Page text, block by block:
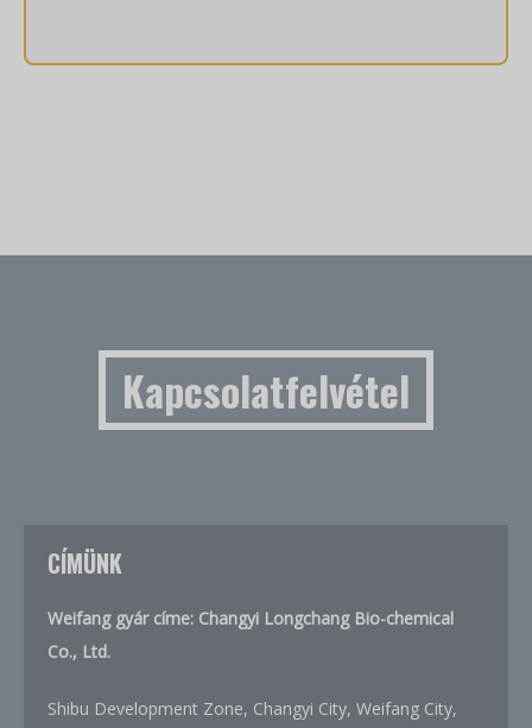
Kapcsolatfelvétel
CÍMÜNK
Weifang gyár címe: Changyi Longchang Bio-chemical
Co., Ltd.
Shibu Development Zone, Changyi City, Weifang City,